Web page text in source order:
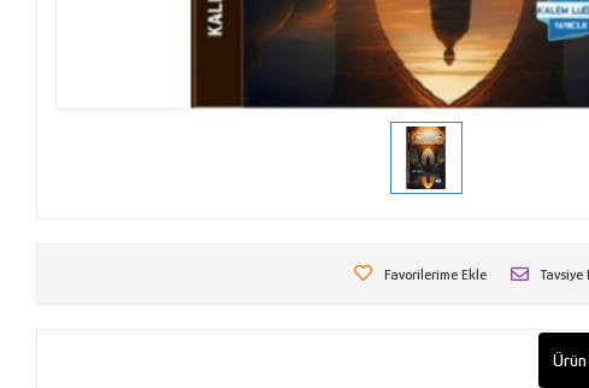
Favorilerime Ekle Tavsiye
Ürün